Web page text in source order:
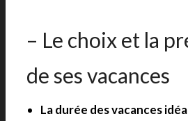
– Le choix et la
de ses vacances
La durée des vacances